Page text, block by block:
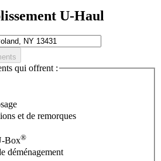
U-Haul
qui offrent :
et de remorques
Box®
déménagement